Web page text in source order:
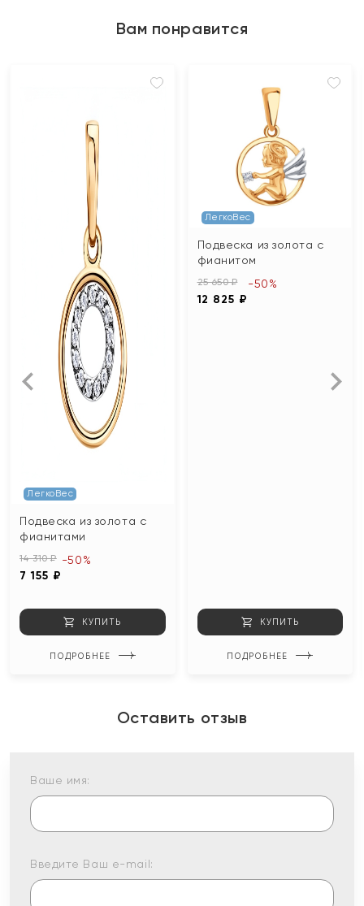
Вам понравится
ЛегкоВес
Подвеска из золота с
фианитами
14 310 ₽
7 155 ₽
-50%
КУПИТЬ
ПОДРОБНЕЕ
ЛегкоВес
Подвеска из золота с
фианитом
25 650 ₽
12 825 ₽
-50%
КУПИТЬ
ПОДРОБНЕЕ
Оставить отзыв
Ваше имя:
Введите Ваш e-mail: